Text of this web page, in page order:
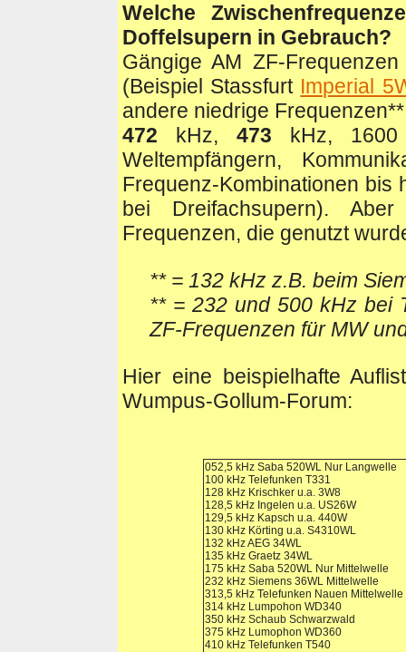
Welche
Doffelsupern in Gebrauch?
Gängige AM ZF-
(Beispiel Stassfurt Imperial
andere niedrige
472 kHz, 473 kHz,
Weltempfängern,
Frequenz-Kombinationen bis
bei Dreifachsupern).
Frequenzen, die genutzt
** = 132 kHz z.B. beim
** = 232 und 500 kHz bei
ZF-Frequenzen für MW
Hier eine beispielhafte
Wumpus-Gollum-Forum:
052,5 kHz Saba 520WL Nur Langwelle
100 kHz Telefunken T331
128 kHz Krischker u.a. 3W8
128,5 kHz Ingelen u.a. US26W
129,5 kHz Kapsch u.a. 440W
130 kHz Körting u.a. S4310WL
132 kHz AEG 34WL
135 kHz Graetz 34WL
175 kHz Saba 520WL Nur Mittelwelle
232 kHz Siemens 36WL Mittelwelle
313,5 kHz Telefunken Nauen Mittelwelle
314 kHz Lumpohon WD340
350 kHz Schaub Schwarzwald
375 kHz Lumophon WD360
410 kHz Telefunken T540